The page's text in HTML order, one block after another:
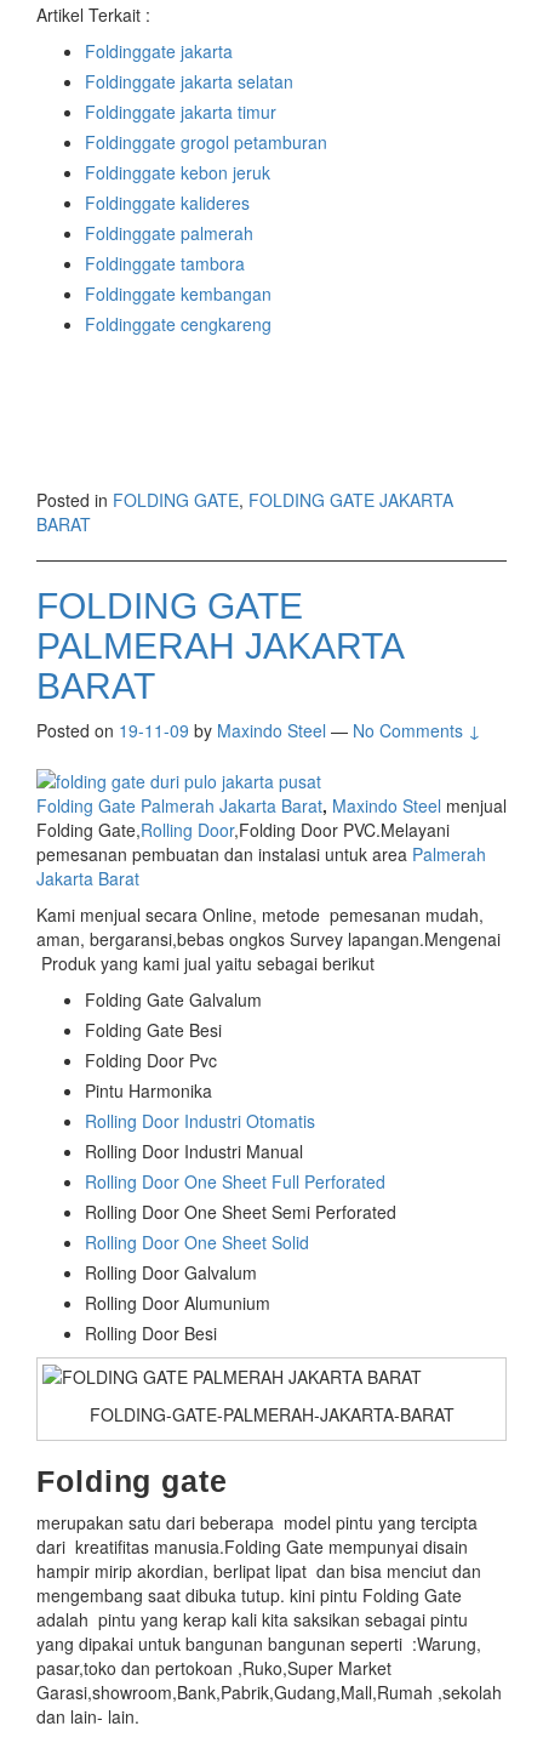
Artikel Terkait :
Foldinggate jakarta
Foldinggate jakarta selatan
Foldinggate jakarta timur
Foldinggate grogol petamburan
Foldinggate kebon jeruk
Foldinggate kalideres
Foldinggate palmerah
Foldinggate tambora
Foldinggate kembangan
Foldinggate cengkareng
Posted in FOLDING GATE, FOLDING GATE JAKARTA
BARAT
FOLDING GATE
PALMERAH JAKARTA
BARAT
Posted on 19-11-09 by Maxindo Steel — No Comments ↓
Folding Gate Palmerah Jakarta Barat, Maxindo Steel menjual
Folding Gate,Rolling Door,Folding Door PVC.Melayani
pemesanan pembuatan dan instalasi untuk area Palmerah
Jakarta Barat
Kami menjual secara Online, metode pemesanan mudah,
aman, bergaransi,bebas ongkos Survey lapangan.Mengenai
Produk yang kami jual yaitu sebagai berikut
Folding Gate Galvalum
Folding Gate Besi
Folding Door Pvc
Pintu Harmonika
Rolling Door Industri Otomatis
Rolling Door Industri Manual
Rolling Door One Sheet Full Perforated
Rolling Door One Sheet Semi Perforated
Rolling Door One Sheet Solid
Rolling Door Galvalum
Rolling Door Alumunium
Rolling Door Besi
FOLDING-GATE-PALMERAH-JAKARTA-BARAT
Folding gate
merupakan satu dari beberapa model pintu yang tercipta
dari kreatifitas manusia.Folding Gate mempunyai disain
hampir mirip akordian, berlipat lipat dan bisa menciut dan
mengembang saat dibuka tutup. kini pintu Folding Gate
adalah pintu yang kerap kali kita saksikan sebagai pintu
yang dipakai untuk bangunan bangunan seperti :Warung,
pasar,toko dan pertokoan ,Ruko,Super Market
Garasi,showroom,Bank,Pabrik,Gudang,Mall,Rumah ,sekolah
dan lain- lain.